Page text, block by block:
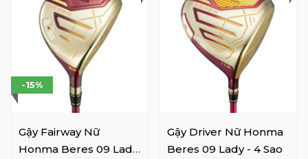
Gậy Fairway Nữ
Honma Beres 09 Lady
-15%
Gậy Driver Nữ Honma
Beres 09 Lady - 4 Sao